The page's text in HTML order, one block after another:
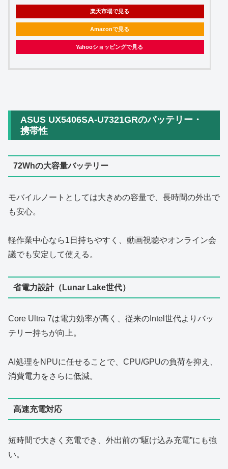
楽天市場で見る
Amazonで見る
Yahooショッピングで見る
ASUS UX5406SA-U7321GRのバッテリー・
携帯性
72Whの大容量バッテリー
モバイルノートとしては大きめの容量で、長時間の外出で
も安心。
軽作業中心なら1日持ちやすく、動画視聴やオンライン会
議でも安定して使える。
省電力設計（Lunar Lake世代）
Core Ultra 7は電力効率が高く、従来のIntel世代よりバッ
テリー持ちが向上。
AI処理をNPUに任せることで、CPU/GPUの負荷を抑え、
消費電力をさらに低減。
高速充電対応
短時間で大きく充電でき、外出前の“駆け込み充電”にも強
い。